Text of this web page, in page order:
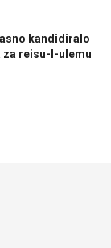
kandidiralo
za reisu-l-ulemu